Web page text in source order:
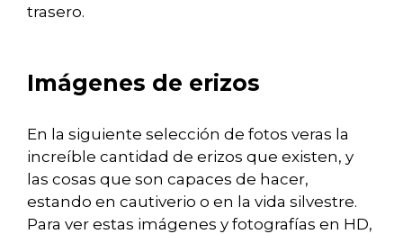
trasero.
Imágenes de erizos
En la siguiente selección de fotos veras la
increíble cantidad de erizos que existen, y
las cosas que son capaces de hacer,
estando en cautiverio o en la vida silvestre.
Para ver estas imágenes y fotografías en HD,